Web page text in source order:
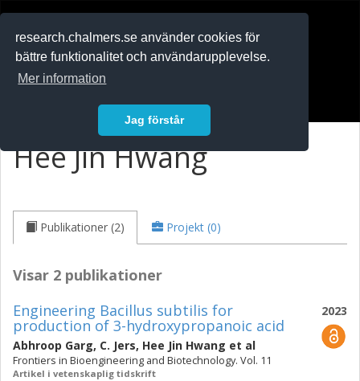
research.chalmers.se använder cookies för
bättre funktionalitet och användarupplevelse.
Mer information
Jag förstår
Hee Jin Hwang
Publikationer (2) Projekt (0)
Visar 2 publikationer
2023
Engineering Bacillus subtilis for
production of 3-hydroxypropanoic acid
Abhroop Garg, C. Jers, Hee Jin Hwang et al
Frontiers in Bioengineering and Biotechnology. Vol. 11
Artikel i vetenskaplig tidskrift